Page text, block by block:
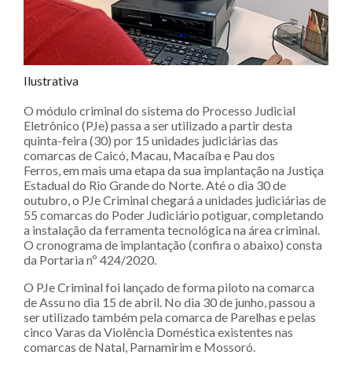
Ilustrativa
O módulo criminal do sistema do Processo Judicial
Eletrônico (PJe) passa a ser utilizado a partir desta
quinta-feira (30) por 15 unidades judiciárias das
comarcas de Caicó, Macau, Macaíba e Pau dos
Ferros, em mais uma etapa da sua implantação na Justiça
Estadual do Rio Grande do Norte. Até o dia 30 de
outubro, o PJe Criminal chegará a unidades judiciárias de
55 comarcas do Poder Judiciário potiguar, completando
a instalação da ferramenta tecnológica na área criminal.
O cronograma de implantação (confira o abaixo) consta
da Portaria nº 424/2020.
O PJe Criminal foi lançado de forma piloto na comarca
de Assu no dia 15 de abril. No dia 30 de junho, passou a
ser utilizado também pela comarca de Parelhas e pelas
cinco Varas da Violência Doméstica existentes nas
comarcas de Natal, Parnamirim e Mossoró.